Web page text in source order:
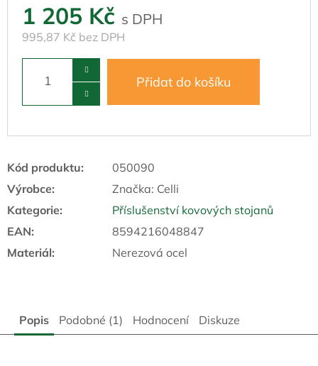
1 205 Kč
995,87 Kč bez DPH
Přidat do košíku
Kód produktu:
050090
Výrobce:
Značka: Celli
Kategorie:
Příslušenství kovových stojanů
EAN:
8594216048847
Materiál: Nerezová ocel
Popis Podobné (1) Hodnocení Diskuze